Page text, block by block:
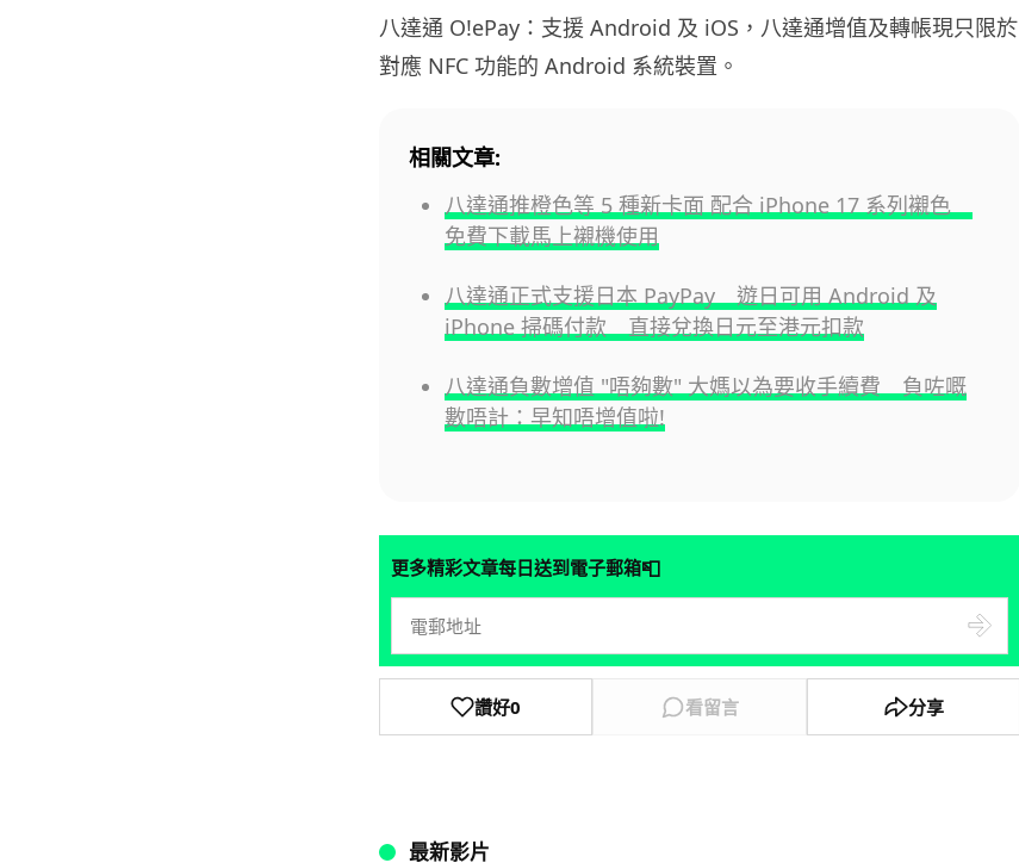
八達通 O!ePay：支援 Android 及 iOS，八達通增值及轉帳現只限於
對應 NFC 功能的 Android 系統裝置。
相關文章:
八達通推橙色等 5 種新卡面 配合 iPhone 17 系列襯色
免費下載馬上襯機使用
八達通正式支援日本 PayPay 遊日可用 Android 及
iPhone 掃碼付款 直接兌換日元至港元扣款
八達通負數增值 "唔夠數" 大媽以為要收手續費 負咗嘅
數唔計：早知唔增值啦!
更多精彩文章每日送到電子郵箱📮
讚好0 看留言 分享
最新影片